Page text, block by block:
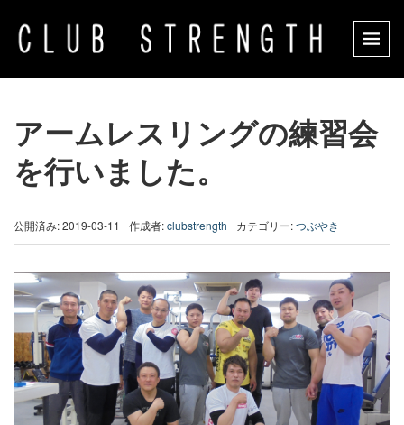
アームレスリングの練習会
を行いました。
公開済み: 2019-03-11 作成者:clubstrength カテゴリー:つぶやき